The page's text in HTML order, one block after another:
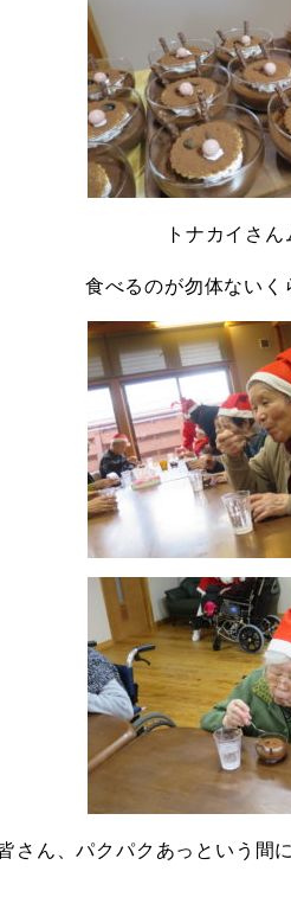
トナカイさ
食べるのが勿体ない
さん、パクパクあっという